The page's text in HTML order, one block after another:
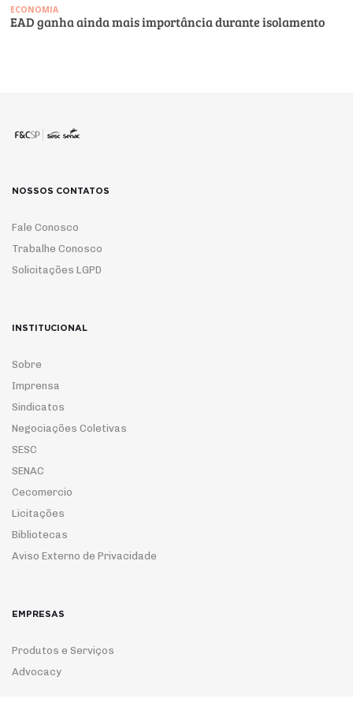
ECONOMIA
EAD ganha ainda mais importância durante isolamento
NOSSOS CONTATOS
Fale Conosco
Trabalhe Conosco
Solicitações LGPD
INSTITUCIONAL
Sobre
Imprensa
Sindicatos
Negociações Coletivas
SESC
SENAC
Cecomercio
Licitações
Bibliotecas
Aviso Externo de Privacidade
EMPRESAS
Produtos e Serviços
Advocacy